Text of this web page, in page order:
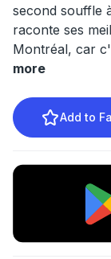
second souffle
raconte ses
Montréal, car
more
Add to